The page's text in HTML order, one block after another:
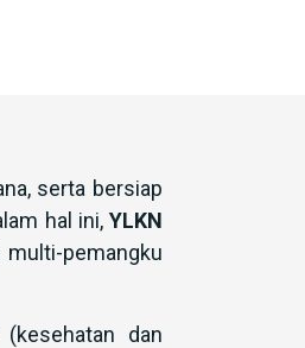
serta bersiap
hal ini, YLKN
pemangku
dan